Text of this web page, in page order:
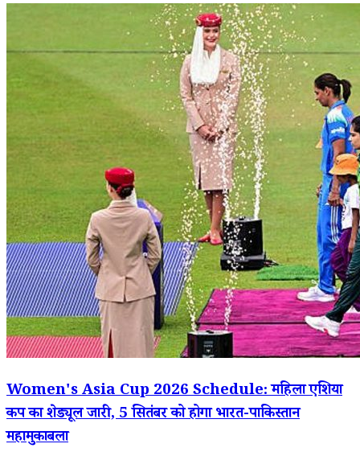
Women's Asia Cup 2026 Schedule: महिला एशिया
कप का शेड्यूल जारी, 5 सितंबर को होगा भारत-पाकिस्तान
महामुकाबला